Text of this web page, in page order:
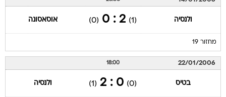
ולנסיה (1)
2 : 0
(0) אוסאסונה
מחזור 19
22/01/2006
18:00
בטיס (0)
0 : 2
(1) ולנסיה